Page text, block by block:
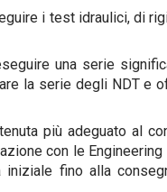
i test idraulici, di
una serie
la serie degli NDT e
più adeguato al
con le
fino alla